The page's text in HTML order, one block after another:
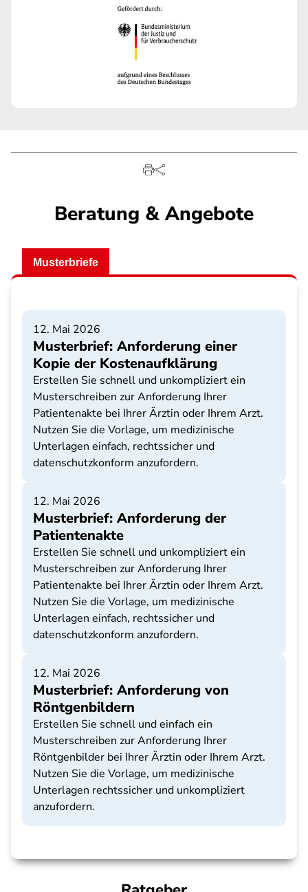
Beratung & Angebote
Musterbriefe
12. Mai 2026
Musterbrief: Anforderung einer
Kopie der Kostenaufklärung
Erstellen Sie schnell und unkompliziert ein
Musterschreiben zur Anforderung Ihrer
Patientenakte bei Ihrer Ärztin oder Ihrem Arzt.
Nutzen Sie die Vorlage, um medizinische
Unterlagen einfach, rechtssicher und
datenschutzkonform anzufordern.
12. Mai 2026
Musterbrief: Anforderung der
Patientenakte
Erstellen Sie schnell und unkompliziert ein
Musterschreiben zur Anforderung Ihrer
Patientenakte bei Ihrer Ärztin oder Ihrem Arzt.
Nutzen Sie die Vorlage, um medizinische
Unterlagen einfach, rechtssicher und
datenschutzkonform anzufordern.
12. Mai 2026
Musterbrief: Anforderung von
Röntgenbildern
Erstellen Sie schnell und einfach ein
Musterschreiben zur Anforderung Ihrer
Röntgenbilder bei Ihrer Ärztin oder Ihrem Arzt.
Nutzen Sie die Vorlage, um medizinische
Unterlagen rechtssicher und unkompliziert
anzufordern.